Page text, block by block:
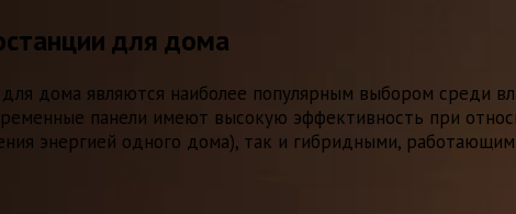
для дома
для дома являются наиболее популярным выбором среди
панели имеют высокую эффективность при
энергией одного дома), так и гибридными,